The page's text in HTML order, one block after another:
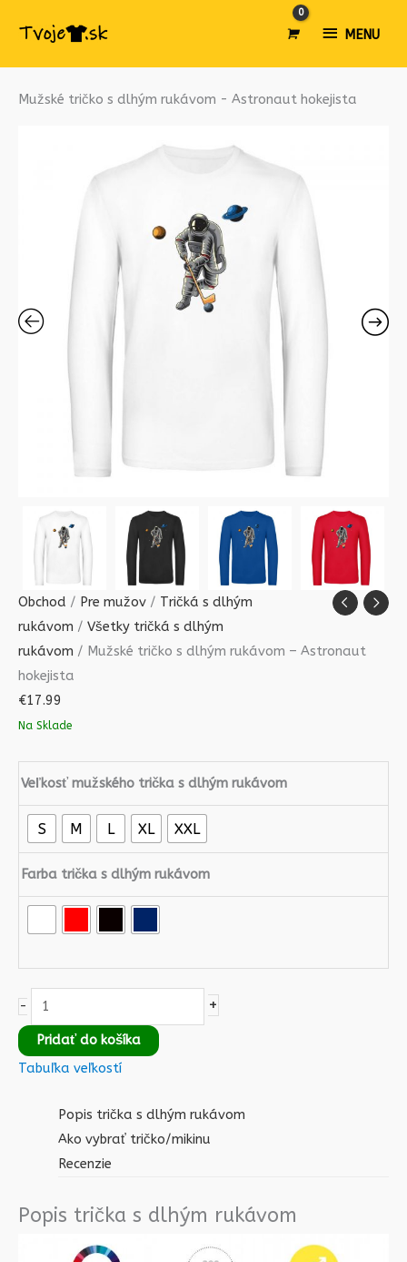
MENU
MENU
Mužské tričko s dlhým rukávom - Astronaut hokejista
Obchod / Pre mužov / Tričká s dlhým
rukávom / Všetky tričká s dlhým
rukávom / Mužské tričko s dlhým rukávom – Astronaut
hokejista
€17.99
Na Sklade
Veľkosť mužského trička s dlhým rukávom
S M L XL XXL
Farba trička s dlhým rukávom
-
množstvo
Astronaut
+
Pridať do košíka
Tabuľka veľkostí
Popis trička s dlhým rukávom
Ako vybrať tričko/mikinu
Recenzie
Popis trička s dlhým rukávom